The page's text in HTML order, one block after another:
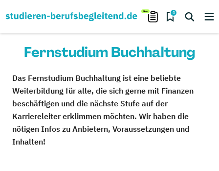
0
Fernstudium Buchhaltung
Das Fernstudium Buchhaltung ist eine beliebte
Weiterbildung für alle, die sich gerne mit Finanzen
beschäftigen und die nächste Stufe auf der
Karriereleiter erklimmen möchten. Wir haben die
nötigen Infos zu Anbietern, Voraussetzungen und
Inhalten!